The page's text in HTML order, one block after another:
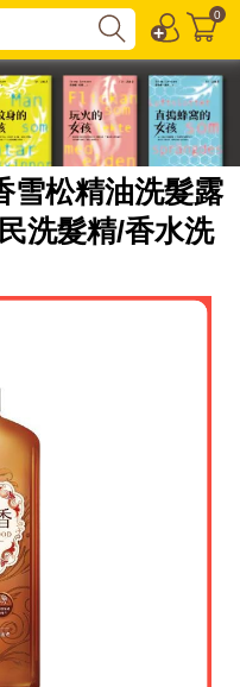
0
雪松精油洗髮露
洗髮精/香水洗